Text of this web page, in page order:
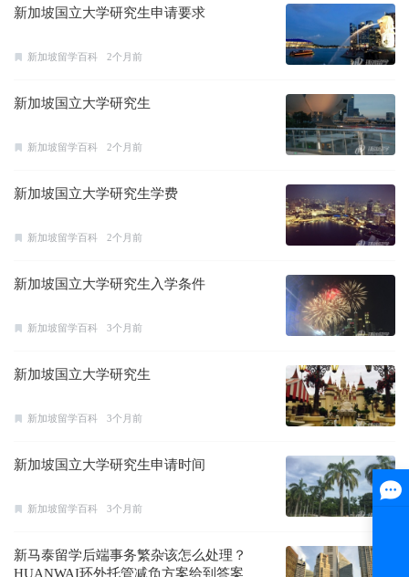
新加坡国立大学研究生申请要求
新加坡留学百科 2个月前
新加坡国立大学研究生
新加坡留学百科 2个月前
新加坡国立大学研究生学费
新加坡留学百科 2个月前
新加坡国立大学研究生入学条件
新加坡留学百科 3个月前
新加坡国立大学研究生
新加坡留学百科 3个月前
新加坡国立大学研究生申请时间
新加坡留学百科 3个月前
新马泰留学后端事务繁杂该怎么处理？
HUANWAI环外托管减负方案给到答案